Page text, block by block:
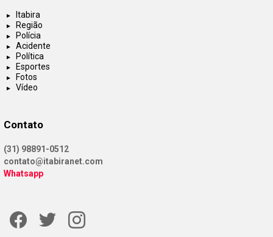
Itabira
Região
Polícia
Acidente
Política
Esportes
Fotos
Vídeo
Contato
(31) 98891-0512
contato@itabiranet.com
Whatsapp